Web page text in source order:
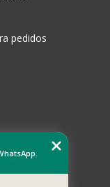
pedidos